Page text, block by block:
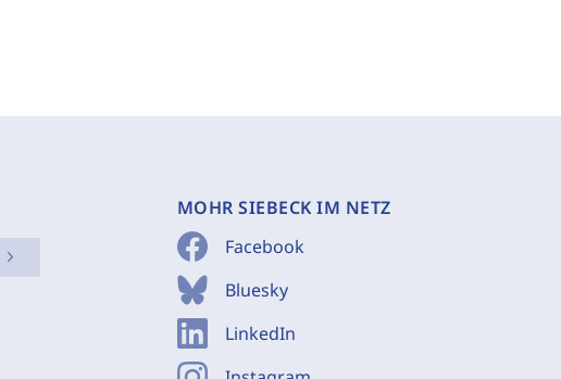
MOHR SIEBECK IM NETZ
Facebook
Bluesky
LinkedIn